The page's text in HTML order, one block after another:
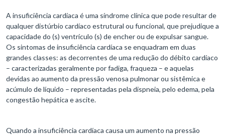
A insuficiência cardíaca é uma síndrome clínica que pode resultar de
qualquer distúrbio cardíaco estrutural ou funcional, que prejudique a
capacidade do (s) ventrículo (s) de encher ou de expulsar sangue.
Os sintomas de insuficiência cardíaca se enquadram em duas
grandes classes: as decorrentes de uma redução do débito cardíaco
– caracterizadas geralmente por fadiga, fraqueza – e aquelas
devidas ao aumento da pressão venosa pulmonar ou sistêmica e
acúmulo de líquido – representadas pela dispneia, pelo edema, pela
congestão hepática e ascite.
Quando a insuficiência cardíaca causa um aumento na pressão